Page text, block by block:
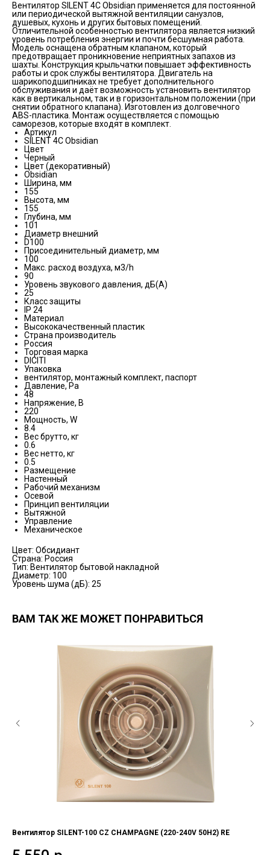
Вентилятор SILENT 4C Obsidian применяется для постоянной
или периодической вытяжной вентиляции санузлов,
душевых, кухонь и других бытовых помещений.
Отличительной особенностью вентилятора является низкий
уровень потребления энергии и почти бесшумная работа.
Модель оснащена обратным клапаном, который
предотвращает проникновение неприятных запахов из
шахты. Конструкция крыльчатки повышает эффективность
работы и срок службы вентилятора. Двигатель на
шарикоподшипниках не требует дополнительного
обслуживания и даёт возможность установить вентилятор
как в вертикальном, так и в горизонтальном положении (при
снятии обратного клапана). Изготовлен из долговечного
ABS-пластика. Монтаж осуществляется с помощью
саморезов, которые входят в комплект.
Артикул
SILENT 4C Obsidian
Цвет
Черный
Цвет (декоративный)
Obsidian
Ширина, мм
155
Высота, мм
155
Глубина, мм
101
Диаметр внешний
D100
Присоединительный диаметр, мм
100
Макс. расход воздуха, м3/h
90
Уровень звукового давления, дБ(А)
25
Класс защиты
IP 24
Материал
Высококачественный пластик
Страна производитель
Россия
Торговая марка
DICITI
Упаковка
вентилятор, монтажный комплект, паспорт
Давление, Pa
48
Напряжение, В
220
Мощность, W
8.4
Вес брутто, кг
0.6
Вес нетто, кг
0.5
Размещение
Настенный
Рабочий механизм
Осевой
Принцип вентиляции
Вытяжной
Управление
Механическое
Цвет: Обсидиант
Страна: Россия
Тип: Вентилятор бытовой накладной
Диаметр: 100
Уровень шума (дБ): 25
ВАМ ТАК ЖЕ МОЖЕТ ПОНРАВИТЬСЯ
Вентилятор SILENT-100 CZ CHAMPAGNE (220-240V 50H2) RE